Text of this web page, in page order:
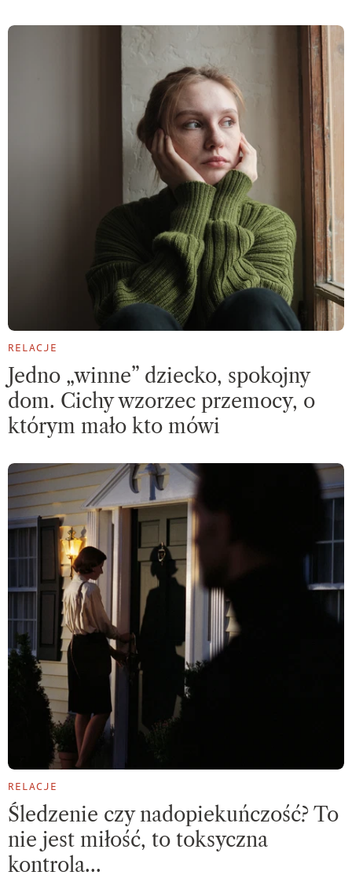
RELACJE
Jedno „winne” dziecko, spokojny
dom. Cichy wzorzec przemocy, o
którym mało kto mówi
RELACJE
Śledzenie czy nadopiekuńczość? To
nie jest miłość, to toksyczna
kontrola…